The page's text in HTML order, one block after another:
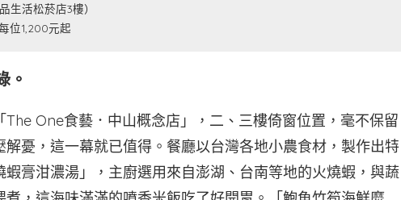
生活松菸店3樓）
位1,200元起
。
One食藝．中山概念店」，二、三樓倚窗位置，毫不保留
憂，這一幕就已值得。餐廳以台灣各地小農食材，製作出特
膏泔濃湯」，主廚選用來自澎湖、台南等地的火燒蝦，與蔬